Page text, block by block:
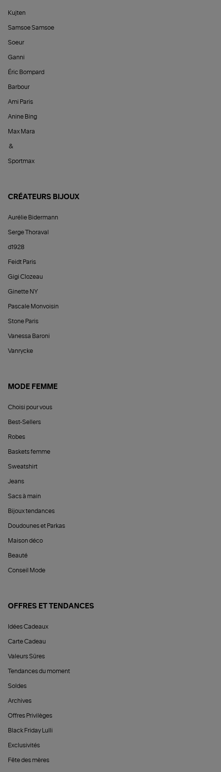
Kujten
Samsoe Samsoe
Soeur
Ganni
Éric Bompard
Barbour
Ami Paris
Anine Bing
Max Mara
&
Sportmax
CRÉATEURS BIJOUX
Aurélie Bidermann
Serge Thoraval
d1928
Feidt Paris
Gigi Clozeau
Ginette NY
Pascale Monvoisin
Stone Paris
Vanessa Baroni
Vanrycke
MODE FEMME
Choisi pour vous
Best-Sellers
Robes
Baskets femme
Sweatshirt
Jeans
Sacs à main
Bijoux tendances
Doudounes et Parkas
Maison déco
Beauté
Conseil Mode
OFFRES ET TENDANCES
Idées Cadeaux
Carte Cadeau
Valeurs Sûres
Tendances du moment
Soldes
Archives
Offres Privilèges
Black Friday Lulli
Exclusivités
Fête des mères